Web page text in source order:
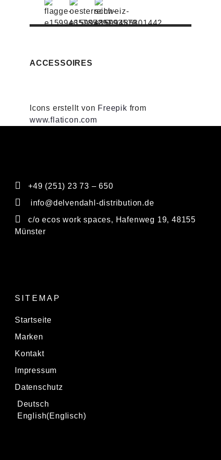
ACCESSOIRES
Icons erstellt von Freepik from
www.flaticon.com
+49 (251) 23 73 – 650
info@delvendahl-distribution.de
c/o ecos work spaces, Hafenweg 19, 48155
Münster
SITEMAP
Startseite
Marken
Kontakt
Impressum
Datenschutz
Deutsch
English(Englisch)